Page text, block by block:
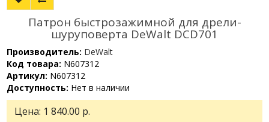
Патрон быстрозажимной для дрели-
шуруповерта DeWalt DCD701
Производитель: DeWalt
Код товара: N607312
Артикул: N607312
Доступность: Нет в наличии
Цена: 1 840.00 р.